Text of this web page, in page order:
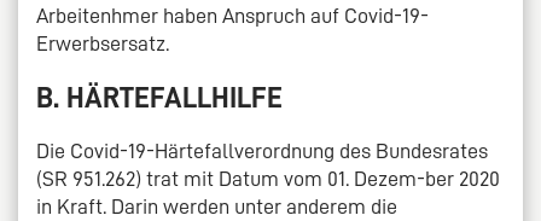
Arbeitenhmer haben Anspruch auf Covid-19-
Erwerbsersatz.
B. HÄRTEFALLHILFE
Die Covid-19-Härtefallverordnung des Bundesrates
(SR 951.262) trat mit Datum vom 01. Dezem-ber 2020
in Kraft. Darin werden unter anderem die